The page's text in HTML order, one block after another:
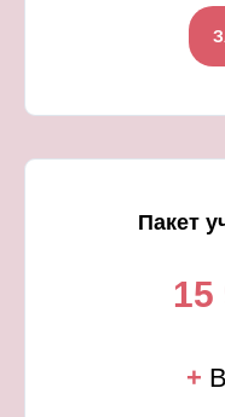
Пакет
15
+